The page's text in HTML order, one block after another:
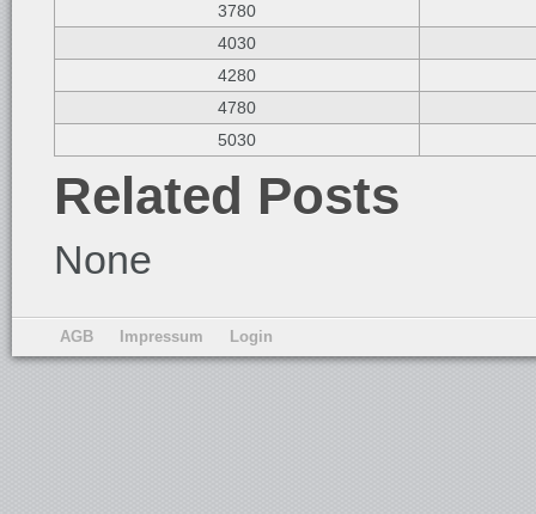
3780
4030
4280
4780
5030
Related Posts
None
AGB Impressum Login